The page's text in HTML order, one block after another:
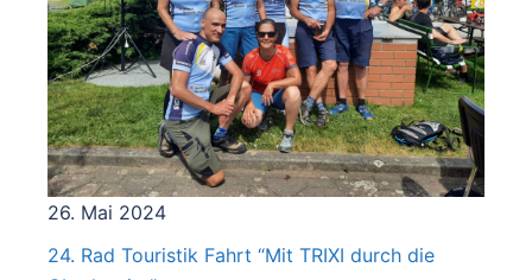
26. Mai 2024
24. Rad Touristik Fahrt “Mit TRIXI durch die